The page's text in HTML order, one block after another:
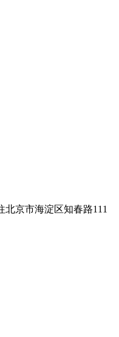
北京市海淀区知春路111